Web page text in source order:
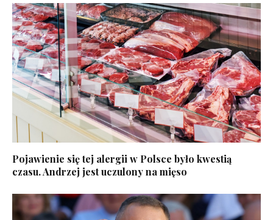
Pojawienie się tej alergii w Polsce było kwestią
czasu. Andrzej jest uczulony na mięso